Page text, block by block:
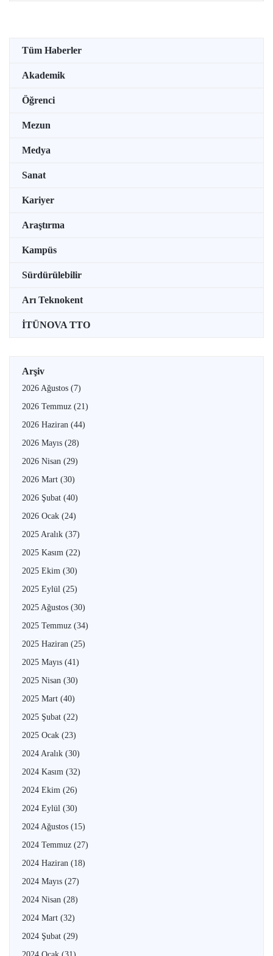
Tüm Haberler
Akademik
Öğrenci
Mezun
Medya
Sanat
Kariyer
Araştırma
Kampüs
Sürdürülebilir
Arı Teknokent
İTÜNOVA TTO
Arşiv
2026 Ağustos (7)
2026 Temmuz (21)
2026 Haziran (44)
2026 Mayıs (28)
2026 Nisan (29)
2026 Mart (30)
2026 Şubat (40)
2026 Ocak (24)
2025 Aralık (37)
2025 Kasım (22)
2025 Ekim (30)
2025 Eylül (25)
2025 Ağustos (30)
2025 Temmuz (34)
2025 Haziran (25)
2025 Mayıs (41)
2025 Nisan (30)
2025 Mart (40)
2025 Şubat (22)
2025 Ocak (23)
2024 Aralık (30)
2024 Kasım (32)
2024 Ekim (26)
2024 Eylül (30)
2024 Ağustos (15)
2024 Temmuz (27)
2024 Haziran (18)
2024 Mayıs (27)
2024 Nisan (28)
2024 Mart (32)
2024 Şubat (29)